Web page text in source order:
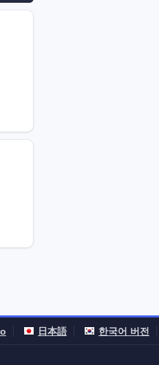
日本語 한국어 버전